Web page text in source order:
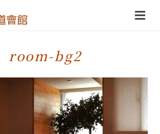
room-bg2